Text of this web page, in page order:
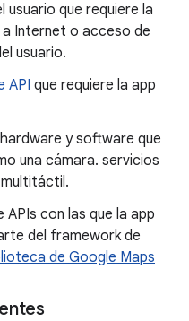
usuario que requiere la
Internet o acceso de
usuario.
API que requiere la app
y software que
una cámara. servicios
con las que la app
del framework de
de Google Maps